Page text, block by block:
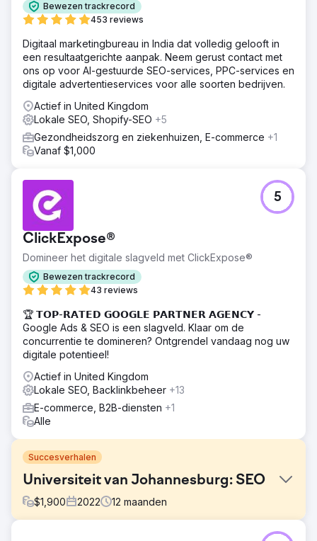
Bewezen trackrecord
453 reviews
Digitaal marketingbureau in India dat volledig gelooft in
een resultaatgerichte aanpak. Neem gerust contact met
ons op voor AI-gestuurde SEO-services, PPC-services en
digitale advertentieservices voor alle soorten bedrijven.
Actief in United Kingdom
Lokale SEO, Shopify-SEO +5
Gezondheidszorg en ziekenhuizen, E-commerce +1
Vanaf $1,000
ClickExpose®
Domineer het digitale slagveld met ClickExpose®
Bewezen trackrecord
43 reviews
5
🏆 𝗧𝗢𝗣-𝗥𝗔𝗧𝗘𝗗 𝗚𝗢𝗢𝗚𝗟𝗘 𝗣𝗔𝗥𝗧𝗡𝗘𝗥 𝗔𝗚𝗘𝗡𝗖𝗬 -
Google Ads & SEO is een slagveld. Klaar om de
concurrentie te domineren? Ontgrendel vandaag nog uw
digitale potentieel!
Actief in United Kingdom
Lokale SEO, Backlinkbeheer +13
E-commerce, B2B-diensten +1
Alle
Succesverhalen
Universiteit van Johannesburg: SEO
$1,900 2022 12 maanden